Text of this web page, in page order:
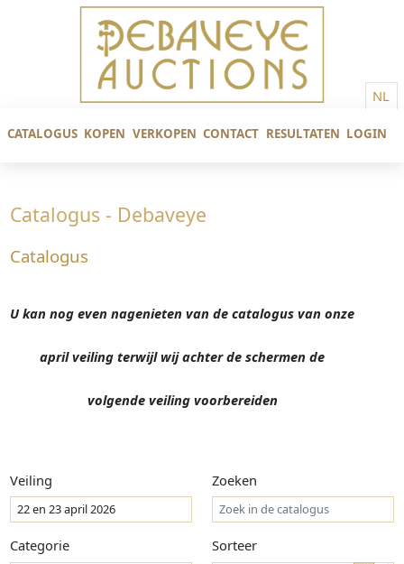
NL
CATALOGUS KOPEN VERKOPEN CONTACT RESULTATEN LOGIN
Catalogus - Debaveye
Catalogus
U kan nog even nagenieten van de catalogus van onze
april veiling terwijl wij achter de schermen de
volgende veiling voorbereiden
Veiling Zoeken
Categorie
Sorteer